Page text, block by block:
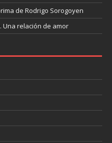
de Rodrigo Sorogoyen
Una relación de amor